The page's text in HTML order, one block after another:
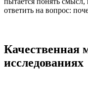
ответить на вопрос:
Качественная
исследованиях